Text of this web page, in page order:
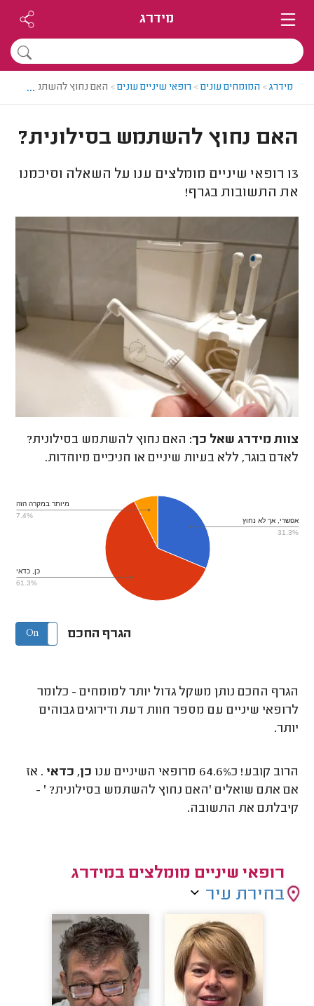
מידרג
מידרג> המומחים עונים> רופאי שיניים עונים> האם נחוץ להשתמש...
האם נחוץ להשתמש בסילונית?
13 רופאי שיניים מומלצים ענו על השאלה וסיכמנו
את התשובות בגרף!
צוות מידרג שאל כך: האם נחוץ להשתמש בסילונית?
לאדם בוגר, ללא בעיות שיניים או חניכיים מיוחדות.
אפשרי, אך לא נחוץ
31.3%
כן, כדאי
61.3%
מיותר במקרה הזה
7.4%
הגרף החכם On Off
הגרף החכם נותן משקל גדול יותר למומחים - כלומר
לרופאי שיניים עם מספר חוות דעת ודירוגים גבוהים
יותר.
הרוב קובע! כ64.6% מרופאי השיניים ענו כן, כדאי . אז
אם אתם שואלים 'האם נחוץ להשתמש בסילונית? ' -
קיבלתם את התשובה.
רופאי שיניים מומלצים במידרג
בחירת עיר